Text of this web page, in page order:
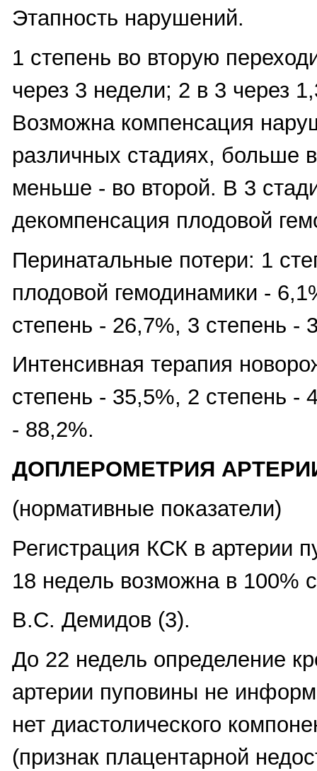
Этапность нарушений.
1 степень во вторую
через 3 недели; 2 в 3 через
Возможна компенсация
различных стадиях, больше
меньше - во второй. В 3
декомпенсация плодовой
Перинатальные потери: 1
плодовой гемодинамики -
степень - 26,7%, 3 степень -
Интенсивная терапия
степень - 35,5%, 2 степень -
- 88,2%.
ДОПЛЕРОМЕТРИЯ
(нормативные показатели)
Регистрация КСК в артерии
18 недель возможна в 100%
В.С. Демидов (3).
До 22 недель определение
артерии пуповины не
нет диастолического
(признак плацентарной